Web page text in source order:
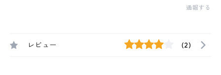
通報する
レビュー (2)